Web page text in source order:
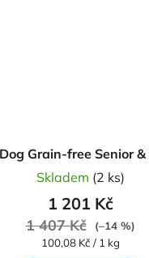
Grain-free Senior
Skladem (2 ks)
1 201 Kč
1 407 Kč
(–14 %)
Měrná
100,08 Kč / 1 kg